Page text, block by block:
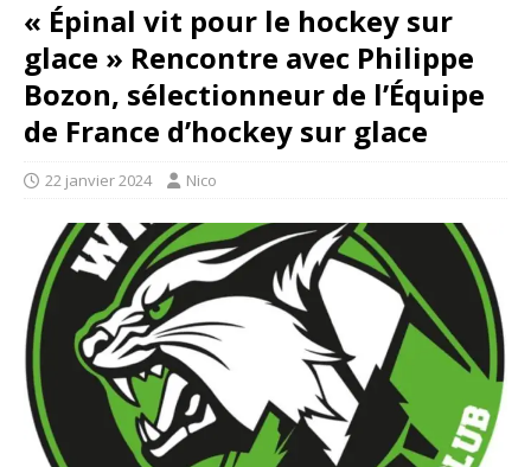
« Épinal vit pour le hockey sur
glace » Rencontre avec Philippe
Bozon, sélectionneur de l’Équipe
de France d’hockey sur glace
22 janvier 2024 Nico